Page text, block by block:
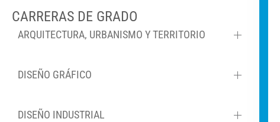
CARRERAS DE GRADO
ARQUITECTURA, URBANISMO Y TERRITORIO
DISEÑO GRÁFICO
DISEÑO INDUSTRIAL